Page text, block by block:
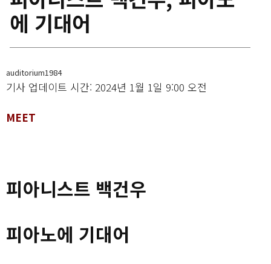
에 기대어
auditorium1984
기사 업데이트 시간: 2024년 1월 1일 9:00 오전
MEET
피아니스트 백건우
피아노에 기대어